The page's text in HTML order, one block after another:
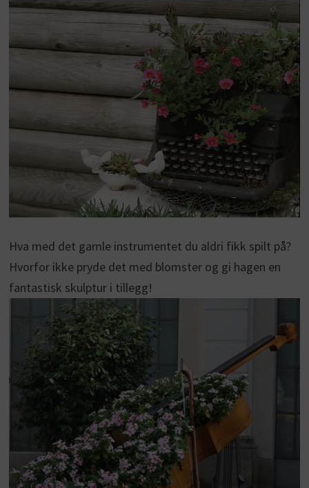
Hva med det gamle instrumentet du aldri fikk spilt på?
Hvorfor ikke pryde det med blomster og gi hagen en
fantastisk skulptur i tillegg!